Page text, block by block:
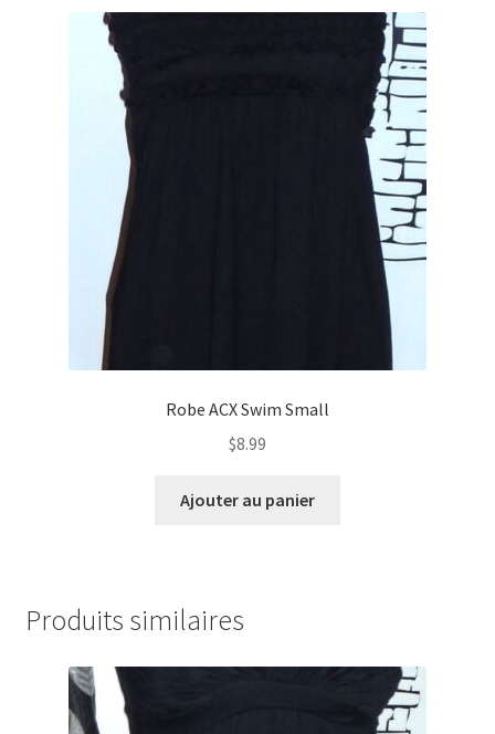
Robe ACX Swim Small
$8.99
Ajouter au panier
Produits similaires